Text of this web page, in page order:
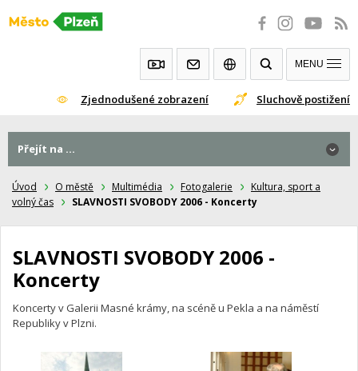
Přeskočit
Zjednodušené zobrazení Sluchově postižení
MENU
Úvod O městě Multimédia Fotogalerie
Kultura, sport a
volný čas
SLAVNOSTI SVOBODY 2006 - Koncerty
SLAVNOSTI SVOBODY 2006 -
Koncerty
Koncerty v Galerii Masné krámy, na scéně u Pekla a na náměstí
Republiky v Plzni.
Přejít na ...
Přejít na ...